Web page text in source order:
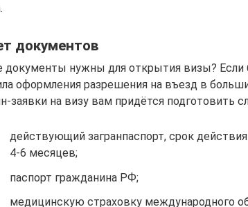
документов
документы нужны для открытия визы? Если
оформления разрешения на въезд в
заявки на визу вам придётся подготовить
действующий загранпаспорт, срок
4-6 месяцев;
паспорт гражданина РФ;
медицинскую страховку международного